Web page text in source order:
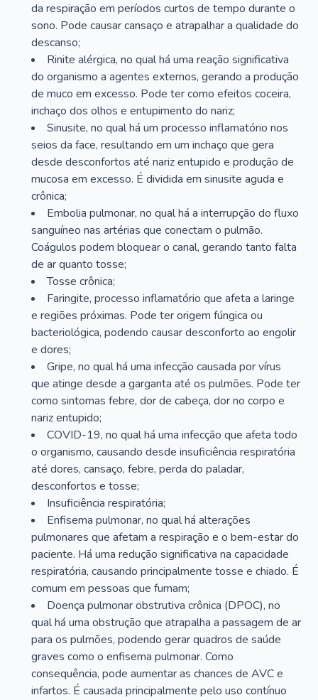
da respiração em períodos curtos de tempo durante o
sono. Pode causar cansaço e atrapalhar a qualidade do
descanso;
Rinite alérgica, no qual há uma reação significativa
do organismo a agentes externos, gerando a produção
de muco em excesso. Pode ter como efeitos coceira,
inchaço dos olhos e entupimento do nariz;
Sinusite, no qual há um processo inflamatório nos
seios da face, resultando em um inchaço que gera
desde desconfortos até nariz entupido e produção de
mucosa em excesso. É dividida em sinusite aguda e
crônica;
Embolia pulmonar, no qual há a interrupção do fluxo
sanguíneo nas artérias que conectam o pulmão.
Coágulos podem bloquear o canal, gerando tanto falta
de ar quanto tosse;
Tosse crônica;
Faringite, processo inflamatório que afeta a laringe
e regiões próximas. Pode ter origem fúngica ou
bacteriológica, podendo causar desconforto ao engolir
e dores;
Gripe, no qual há uma infecção causada por vírus
que atinge desde a garganta até os pulmões. Pode ter
como sintomas febre, dor de cabeça, dor no corpo e
nariz entupido;
COVID-19, no qual há uma infecção que afeta todo
o organismo, causando desde insuficiência respiratória
até dores, cansaço, febre, perda do paladar,
desconfortos e tosse;
Insuficiência respiratória;
Enfisema pulmonar, no qual há alterações
pulmonares que afetam a respiração e o bem-estar do
paciente. Há uma redução significativa na capacidade
respiratória, causando principalmente tosse e chiado. É
comum em pessoas que fumam;
Doença pulmonar obstrutiva crônica (DPOC), no
qual há uma obstrução que atrapalha a passagem de ar
para os pulmões, podendo gerar quadros de saúde
graves como o enfisema pulmonar. Como
consequência, pode aumentar as chances de AVC e
infartos. É causada principalmente pelo uso contínuo